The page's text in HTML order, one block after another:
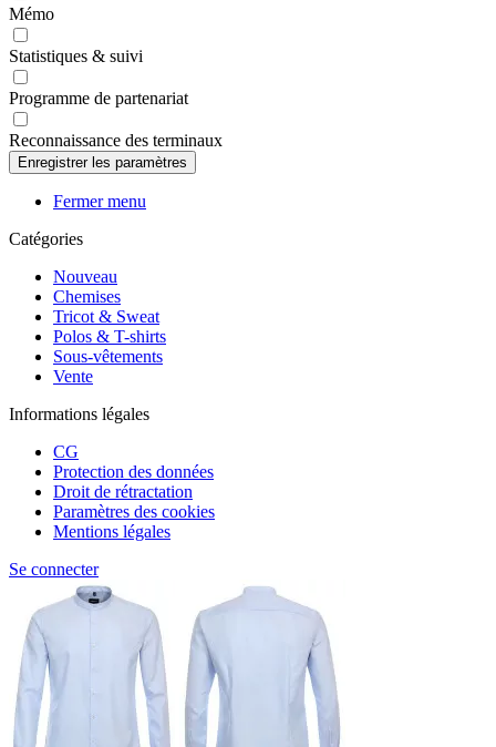
Mémo
Statistiques & suivi
Programme de partenariat
Reconnaissance des terminaux
Fermer menu
Catégories
Nouveau
Chemises
Tricot & Sweat
Polos & T-shirts
Sous-vêtements
Vente
Informations légales
CG
Protection des données
Droit de rétractation
Paramètres des cookies
Mentions légales
Se connecter